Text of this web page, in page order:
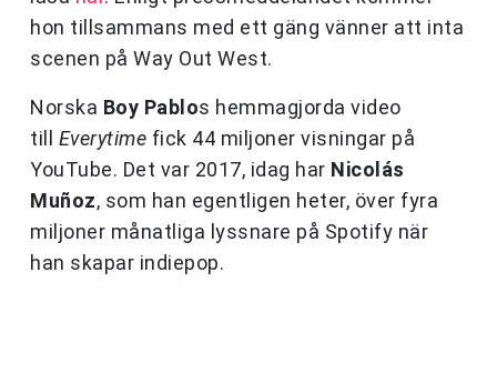
hon tillsammans med ett gäng vänner att inta
scenen på Way Out West.
Norska Boy Pablos hemmagjorda video
till Everytime fick 44 miljoner visningar på
YouTube. Det var 2017, idag har Nicolás
Muñoz, som han egentligen heter, över fyra
miljoner månatliga lyssnare på Spotify när
han skapar indiepop.